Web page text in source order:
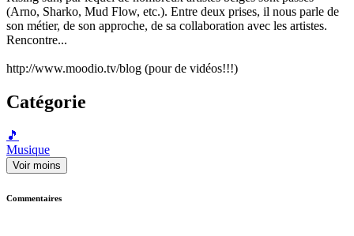
(Arno, Sharko, Mud Flow, etc.). Entre deux prises, il nous parle de
son métier, de son approche, de sa collaboration avec les artistes.
Rencontre...
http://www.moodio.tv/blog (pour de vidéos!!!)
Catégorie
🎵
Musique
Voir moins
Commentaires